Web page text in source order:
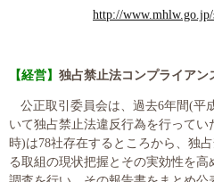
http://
【経営】 独占禁止法コンプライアン
公正取引委員会は、過去6年間(平
いて独占禁止法違反行為を行ってい
時)は78社存在するところから、独
る取組の現状把握とその実効性を